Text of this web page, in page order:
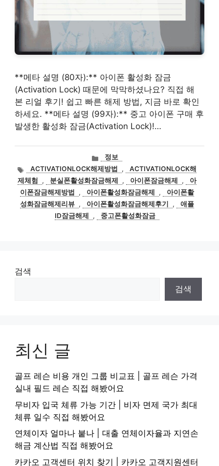
**메타 설명 (80자):** 아이폰 활성화 잠금
(Activation Lock) 때문에 막막하셨나요? 직접 해
본 리얼 후기! 쉽고 빠른 해제 방법, 지금 바로 확인
하세요. **메타 설명 (99자):** 중고 아이폰 구매 후
발생한 활성화 잠금(Activation Lock)!…
카
테
고
리
정보
태
그
ACTIVATIONLOCK해제방법 ,
ACTIVATIONLOCK해
제체험
, 분실폰활성화잠금해제 , 아이폰잠금해제 ,
아
이폰잠금해제방법
, 아이폰활성화잠금해제 ,
아이폰활
성화잠금해제리뷰 , 아이폰활성화잠금해제후기 ,
애플
ID잠금해제
, 중고폰활성화잠금
검색
검색
최신 글
골프 레슨 비용 개인 그룹 비교표 | 골프 레슨 가격
실내 필드 레슨 직접 해봤어요
무비자 입국 체류 가능 기간 | 비자 면제 국가 최대
체류 일수 직접 해봤어요
연체이자 얼마나 붙나 | 대출 연체이자율과 지연손
해금 계산법 직접 해봤어요
카카오 고객센터 위치 찾기 | 카카오 고객지원센터